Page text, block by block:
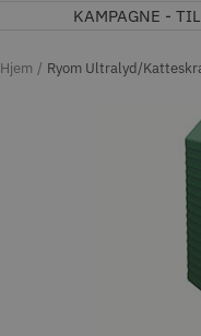
KAMPAGNE -
Hjem Ryom Ultralyd/
Kikkert
Natoptik